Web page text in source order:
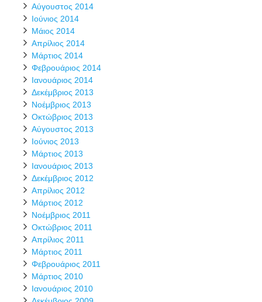
Αύγουστος 2014
Ιούνιος 2014
Μάιος 2014
Απρίλιος 2014
Μάρτιος 2014
Φεβρουάριος 2014
Ιανουάριος 2014
Δεκέμβριος 2013
Νοέμβριος 2013
Οκτώβριος 2013
Αύγουστος 2013
Ιούνιος 2013
Μάρτιος 2013
Ιανουάριος 2013
Δεκέμβριος 2012
Απρίλιος 2012
Μάρτιος 2012
Νοέμβριος 2011
Οκτώβριος 2011
Απρίλιος 2011
Μάρτιος 2011
Φεβρουάριος 2011
Μάρτιος 2010
Ιανουάριος 2010